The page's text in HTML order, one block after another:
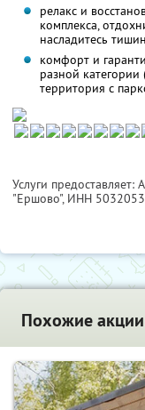
релакс и
комплекса,
насладитесь
комфорт и
разной категории
территория с
Услуги
"Ершово", ИНН
Похожие